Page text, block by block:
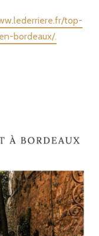
top-
bordeaux/.